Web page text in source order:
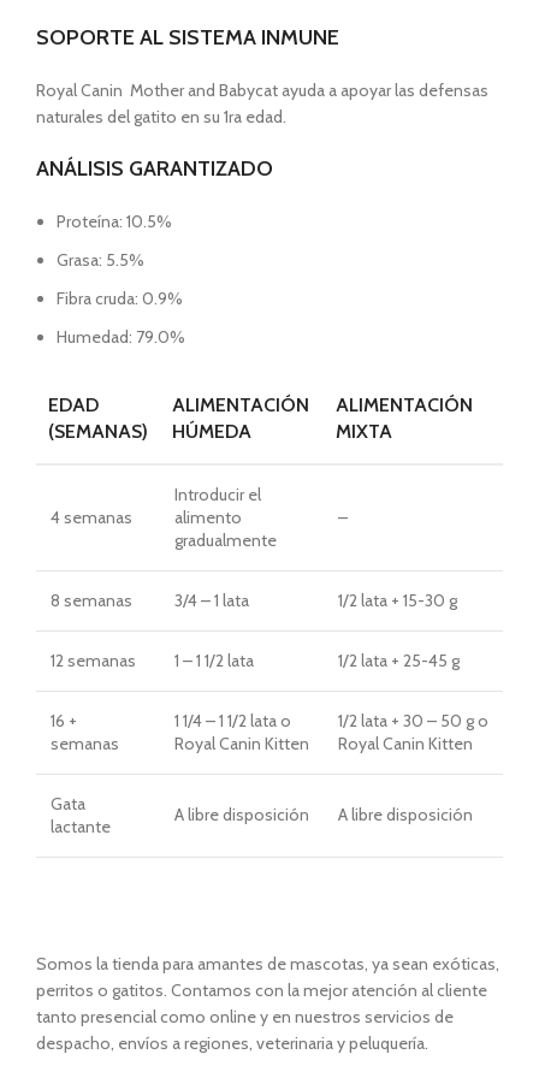
SOPORTE AL SISTEMA INMUNE
Royal Canin Mother and Babycat ayuda a apoyar las defensas
naturales del gatito en su 1ra edad.
ANÁLISIS GARANTIZADO
Proteína: 10.5%
Grasa: 5.5%
Fibra cruda: 0.9%
Humedad: 79.0%
EDAD
(SEMANAS)
ALIMENTACIÓN
HÚMEDA
ALIMENTACIÓN
MIXTA
4 semanas
Introducir el
alimento
gradualmente
–
8 semanas 3/4 – 1 lata 1/2 lata + 15-30 g
12 semanas 1 – 1 1/2 lata 1/2 lata + 25-45 g
16 +
semanas
1 1/4 – 1 1/2 lata o
Royal Canin Kitten
1/2 lata + 30 – 50 g o
Royal Canin Kitten
Gata
lactante
A libre disposición A libre disposición
Somos la tienda para amantes de mascotas, ya sean exóticas,
perritos o gatitos. Contamos con la mejor atención al cliente
tanto presencial como online y en nuestros servicios de
despacho, envíos a regiones, veterinaria y peluquería.